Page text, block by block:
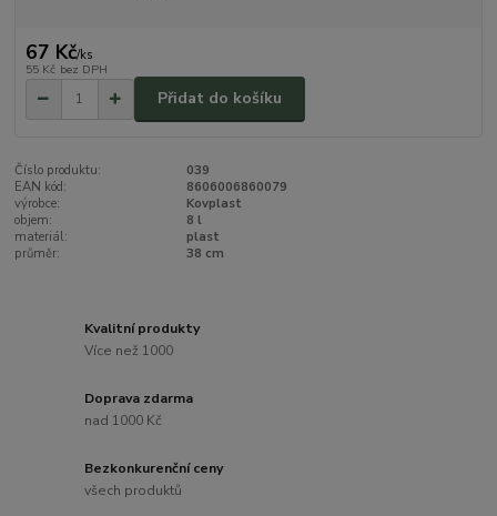
67 Kč/ks
55 Kč bez DPH
Přidat do košíku
Číslo produktu:
039
EAN kód:
8606006860079
výrobce:
Kovplast
objem:
8 l
materiál:
plast
průměr:
38 cm
Kvalitní produkty
Více než 1000
Doprava zdarma
nad 1000 Kč
Bezkonkurenční ceny
všech produktů